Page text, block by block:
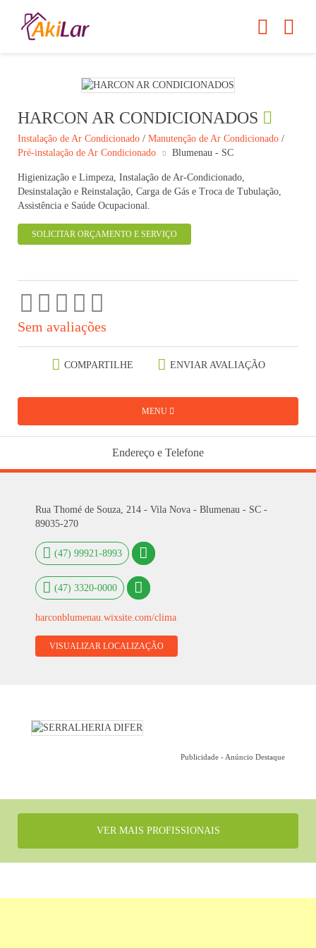
HARCON AR CONDICIONADOS
Instalação de Ar Condicionado / Manutenção de Ar Condicionado /
Pré-instalação de Ar Condicionado
Blumenau - SC
Higienização e Limpeza, Instalação de Ar-Condicionado,
Desinstalação e Reinstalação, Carga de Gás e Troca de Tubulação,
Assistência e Saúde Ocupacional.
SOLICITAR ORÇAMENTO E SERVIÇO
Sem avaliações
COMPARTILHE ENVIAR AVALIAÇÃO
MENU
Endereço e Telefone
Rua Thomé de Souza, 214 - Vila Nova - Blumenau - SC -
89035-270
(47) 99921-8993
(47) 3320-0000
harconblumenau.wixsite.com/clima
VISUALIZAR LOCALIZAÇÃO
Publicidade - Anúncio Destaque
VER MAIS PROFISSIONAIS